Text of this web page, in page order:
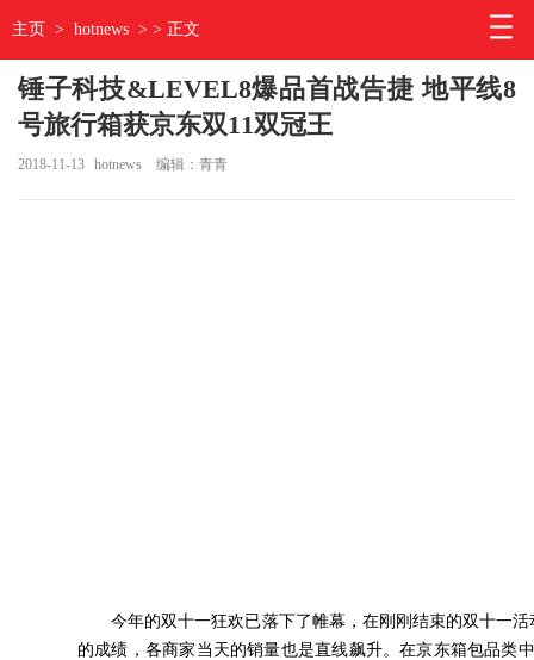
主页 > hotnews > > 正文
锤子科技&LEVEL8爆品首战告捷 地平线8
号旅行箱获京东双11双冠王
2018-11-13 hotnews 编辑：青青
今年的双十一狂欢已落下了帷幕，在刚刚结束的双十一活
的成绩，各商家当天的销量也是直线飙升。在京东箱包品类